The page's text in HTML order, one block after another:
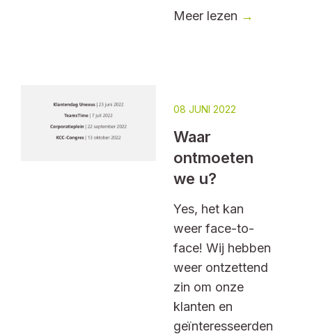
Meer lezen →
08 JUNI 2022
Waar
ontmoeten
we u?
Yes, het kan
weer face-to-
face! Wij hebben
weer ontzettend
zin om onze
klanten en
geïnteresseerden